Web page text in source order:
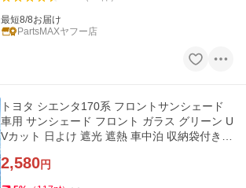
最短8/8お届け
PartsMAXヤフー店
トヨタ シエンタ170系 フロントサンシェード
車用 サンシェード フロント ガラス グリーン U
Vカット 日よけ 遮光 遮熱 車中泊 収納袋付き
2,580円